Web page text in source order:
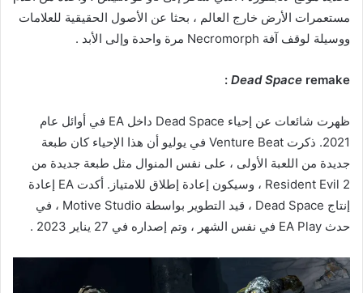
مستعمرات الأرض خارج العالم ، بحثا عن الأصول الحقيقية للعلامات
ووسيلة لوقف آفة Necromorph مرة واحدة وإلى الأبد .
Dead Space remake :
ظهرت شائعات عن إحياء Dead Space داخل EA في أوائل عام
2021. ذكرت Venture Beat في يوليو أن هذا الإحياء كان طبعة
جديدة من اللعبة الأولى ، على نفس المنوال مثل طبعة جديدة من
Resident Evil 2 ، وسيكون إعادة إطلاق للامتياز. أكدت EA إعادة
إنتاج Dead Space ، قيد التطوير بواسطة Motive Studio ، في
حدث EA Play في نفس الشهر ، وتم إصداره في 27 يناير 2023 .